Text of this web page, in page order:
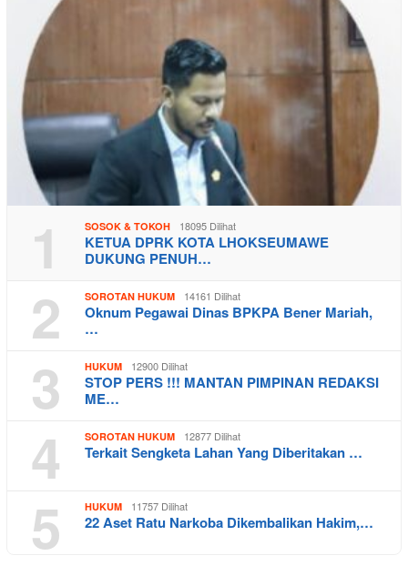
1 SOSOK & TOKOH 18095 Dilihat
KETUA DPRK KOTA LHOKSEUMAWE
DUKUNG PENUH…
2 SOROTAN HUKUM 14161 Dilihat
Oknum Pegawai Dinas BPKPA Bener Mariah,
…
3 HUKUM 12900 Dilihat
STOP PERS !!! MANTAN PIMPINAN REDAKSI
ME…
4 SOROTAN HUKUM 12877 Dilihat
Terkait Sengketa Lahan Yang Diberitakan …
5 HUKUM 11757 Dilihat
22 Aset Ratu Narkoba Dikembalikan Hakim,…